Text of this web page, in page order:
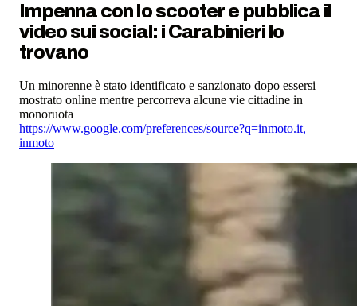
Impenna con lo scooter e pubblica il
video sui social: i Carabinieri lo
trovano
Un minorenne è stato identificato e sanzionato dopo essersi
mostrato online mentre percorreva alcune vie cittadine in
monoruota
https://www.google.com/preferences/source?q=inmoto.it,
inmoto